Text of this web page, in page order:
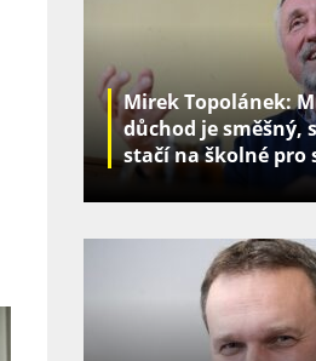
Mirek Topolánek:
důchod je směšný,
stačí na školné pro